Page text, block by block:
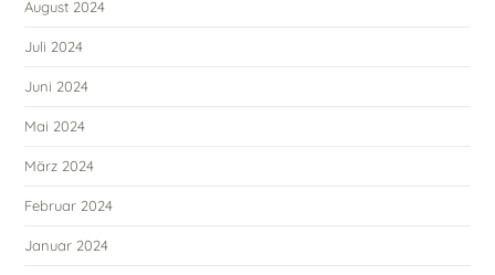
August 2024
Juli 2024
Juni 2024
Mai 2024
März 2024
Februar 2024
Januar 2024